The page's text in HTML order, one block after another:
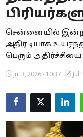
Business
Crime
Tamilnadu
National
World
Astrology
சென்னையில்
அதிரடியாக
பெரும் அதிர்ச்சியை
Jul 3, 2026 - 10:37 Jul